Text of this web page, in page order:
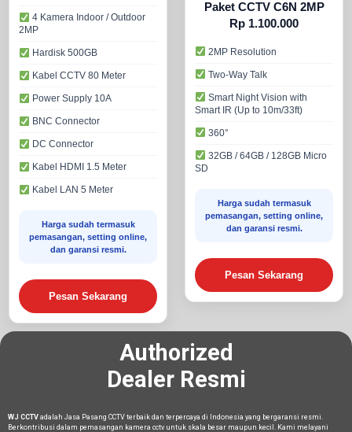
4 Kamera Indoor / Outdoor
2MP
Hardisk 500GB
Kabel CCTV 80 Meter
Power Supply 10A
BNC Connector
DC Connector
Kabel HDMI 1.5 Meter
Kabel LAN 5 Meter
Harga sudah termasuk
pemasangan, setting online,
dan garansi resmi.
Pesan Sekarang
Paket CCTV C6N 2MP
Rp 1.100.000
2MP Resolution
Two-Way Talk
Smart Night Vision with
Smart IR (Up to 10m/33ft)
360°
32GB / 64GB / 128GB Micro
SD
Harga sudah termasuk
pemasangan, setting online,
dan garansi resmi.
Pesan Sekarang
Authorized
Dealer Resmi
WJ CCTV adalah Jasa Pasang CCTV terbaik dan terpercaya di Indonesia yang bergaransi resmi.
Berkontribusi dalam pemasangan kamera cctv untuk skala besar maupun kecil. Kami melayani